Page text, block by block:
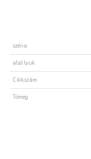
széria
alsó lyuk
Cikkszám
Tömeg